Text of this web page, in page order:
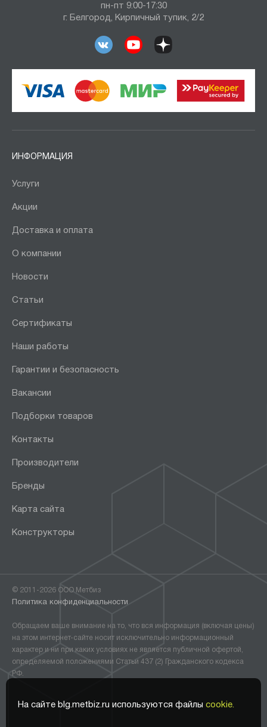
На сайте blg.metbiz.ru используются файлы cookie.
пн-пт 9:00-17:30
г. Белгород, Кирпичный тупик, 2/2
ИНФОРМАЦИЯ
Услуги
Акции
Доставка и оплата
О компании
Новости
Статьи
Сертификаты
Наши работы
Гарантии и безопасность
Вакансии
Подборки товаров
Контакты
Производители
Бренды
Карта сайта
Конструкторы
© 2011-2026 ООО Метбиз
Политика конфиденциальности
Обращаем ваше внимание на то, что вся информация (включая цены)
на этом интернет-сайте носит исключительно информационный
характер и ни при каких условиях не является публичной офертой,
определяемой положениями Статьи 437 (2) Гражданского кодекса
РФ.